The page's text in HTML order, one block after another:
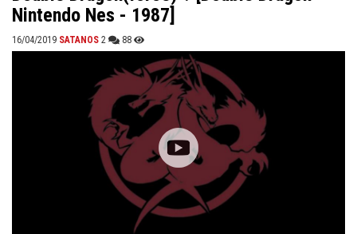
Nintendo Nes - 1987]
16/04/2019 SATANOS 2 88